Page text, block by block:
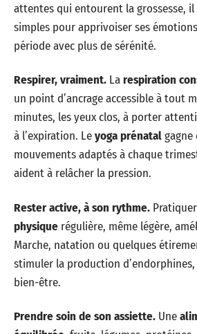
attentes qui entourent la grossesse, il
simples pour apprivoiser ses
période avec plus de sérénité.
Respirer, vraiment. Larespiration
un point d’ancrage accessible à tout
minutes, les yeux clos, à porter
à l’expiration. Leyoga prénatal
mouvements adaptés à chaque
aident à relâcher la pression.
Rester active, à son rythme.
physique régulière, même légère,
Marche, natation ou quelques
stimuler la production d’endorphines,
bien-être.
Prendre soin de son assiette. Une